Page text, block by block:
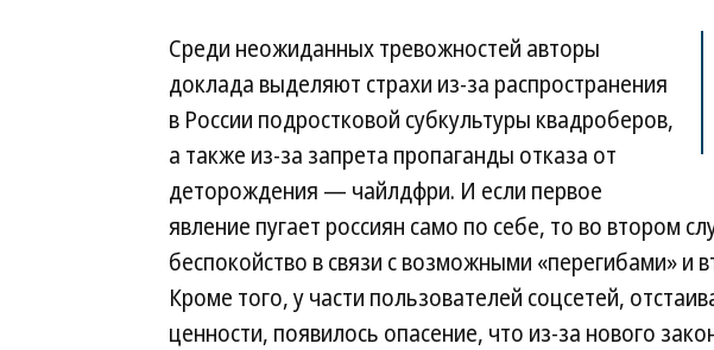
Среди неожиданных тревожностей авторы
доклада выделяют страхи из-за распространения
в России подростковой субкультуры квадроберов,
а также из-за запрета пропаганды отказа от
деторождения — чайлдфри. И если первое
явление пугает россиян само по себе, то во втором
беспокойство в связи с возможными «перегибами» и
Кроме того, у части пользователей соцсетей,
ценности, появилось опасение, что из-за нового